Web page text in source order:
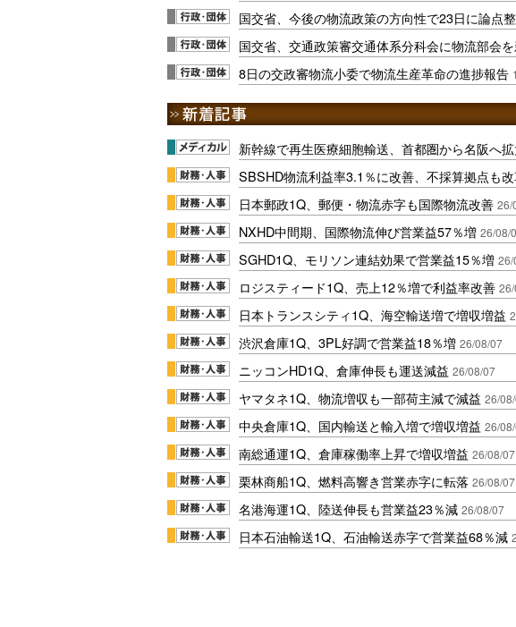
国交省、今後の物流政策の方向性で23日に論点
国交省、交通政策審交通体系分科会に物流部会
8日の交政審物流小委で物流生産革命の進捗報告
新幹線で再生医療細胞輸送、首都圏から名阪へ
SBSHD物流利益率3.1％に改善、不採算拠点も
日本郵政1Q、郵便・物流赤字も国際物流改善 26/
NXHD中間期、国際物流伸び営業益57％増 26/08/
SGHD1Q、モリソン連結効果で営業益15％増 26/
ロジスティード1Q、売上12％増で利益率改善
日本トランスシティ1Q、海空輸送増で増収増益
渋沢倉庫1Q、3PL好調で営業益18％増 26/08/07
ニッコンHD1Q、倉庫伸長も運送減益 26/08/07
ヤマタネ1Q、物流増収も一部荷主減で減益 26/
中央倉庫1Q、国内輸送と輸入増で増収増益 26/
南総通運1Q、倉庫稼働率上昇で増収増益 26/08/07
栗林商船1Q、燃料高響き営業赤字に転落 26/08/07
名港海運1Q、陸送伸長も営業益23％減 26/08/07
日本石油輸送1Q、石油輸送赤字で営業益68％減